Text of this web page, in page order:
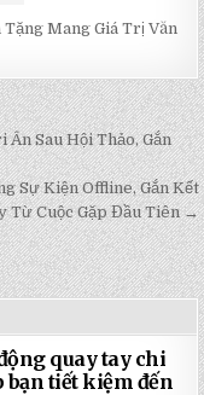
Mang Giá Trị Văn
Sau Hội Thảo, Gắn
Sự Kiện Offline, Gắn Kết
Từ Cuộc Gặp Đầu Tiên →
quay tay chi
bạn tiết kiệm đến